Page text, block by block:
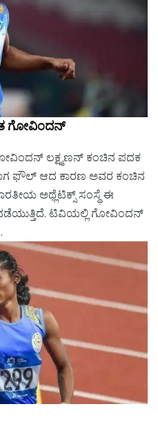
ಗೋವಿಂದನ್
ಲಕ್ಷ್ಮಣನ್ ಕಂಚಿನ ಪದಕ
ಫೌಲ್ ಆದ ಕಾರಣ ಅವರ ಕಂಚಿನ
ಅಥ್ಲೆಟಿಕ್ಸ್ ಸಂಸ್ಥೆ ಈ
ನಡೆಯುತ್ತಿದೆ. ಟಿವಿಯಲ್ಲಿ ಗೋವಿಂದನ್